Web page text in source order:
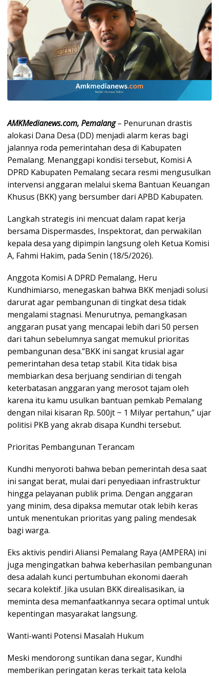
AMKMedianews.com, Pemalang– Penurunan drastis
alokasi Dana Desa (DD) menjadi alarm keras bagi
jalannya roda pemerintahan desa di Kabupaten
Pemalang. Menanggapi kondisi tersebut, Komisi A
DPRD Kabupaten Pemalang secara resmi mengusulkan
intervensi anggaran melalui skema Bantuan Keuangan
Khusus (BKK) yang bersumber dari APBD Kabupaten.
​Langkah strategis ini mencuat dalam rapat kerja
bersama Dispermasdes, Inspektorat, dan perwakilan
kepala desa yang dipimpin langsung oleh Ketua Komisi
A, Fahmi Hakim, pada Senin (18/5/2026).
​Anggota Komisi A DPRD Pemalang, Heru
Kundhimiarso, menegaskan bahwa BKK menjadi solusi
darurat agar pembangunan di tingkat desa tidak
mengalami stagnasi. Menurutnya, pemangkasan
anggaran pusat yang mencapai lebih dari 50 persen
dari tahun sebelumnya sangat memukul prioritas
pembangunan desa.”BKK ini sangat krusial agar
pemerintahan desa tetap stabil. Kita tidak bisa
membiarkan desa berjuang sendirian di tengah
keterbatasan anggaran yang merosot tajam oleh
karena itu kamu usulkan bantuan pemkab Pemalang
dengan nilai kisaran Rp. 500jt ~ 1 Milyar pertahun,” ujar
politisi PKB yang akrab disapa Kundhi tersebut.
​Prioritas Pembangunan Terancam
​Kundhi menyoroti bahwa beban pemerintah desa saat
ini sangat berat, mulai dari penyediaan infrastruktur
hingga pelayanan publik prima. Dengan anggaran
yang minim, desa dipaksa memutar otak lebih keras
untuk menentukan prioritas yang paling mendesak
bagi warga.
​Eks aktivis pendiri Aliansi Pemalang Raya (AMPERA) ini
juga mengingatkan bahwa keberhasilan pembangunan
desa adalah kunci pertumbuhan ekonomi daerah
secara kolektif. Jika usulan BKK direalisasikan, ia
meminta desa memanfaatkannya secara optimal untuk
kepentingan masyarakat langsung.
​Wanti-wanti Potensi Masalah Hukum
​Meski mendorong suntikan dana segar, Kundhi
memberikan peringatan keras terkait tata kelola